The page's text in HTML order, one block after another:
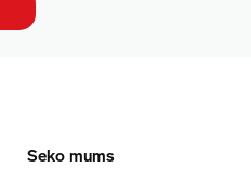
Seko mums